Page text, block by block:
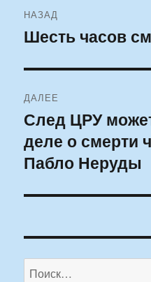
по
НАЗАД
Предыдущая
Шесть часов
ДАЛЕЕ
Следующая
запись:
След ЦРУ
деле о смерти
Пабло Неруды
Искать: